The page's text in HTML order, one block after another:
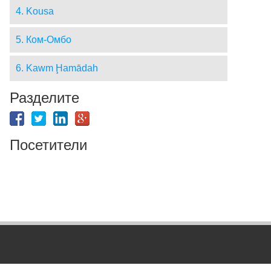
4. Kousa
5. Ком-Омбо
6. Kawm Ḩamādah
Разделите
Посетители